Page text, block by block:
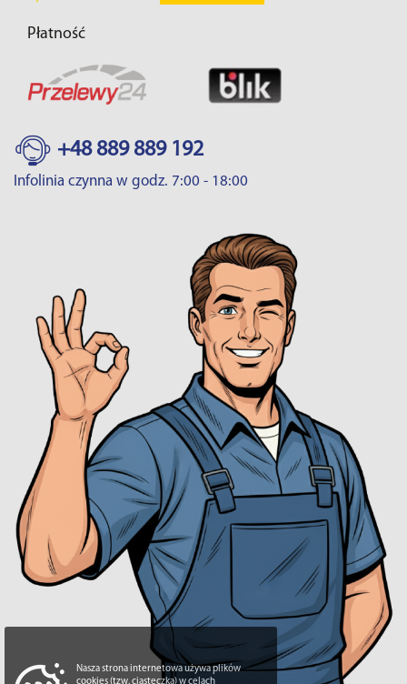
Płatność
+48 889 889 192
Infolinia czynna w godz. 7:00 - 18:00
Nasza strona internetowa używa plików
cookies (tzw. ciasteczka) w celach